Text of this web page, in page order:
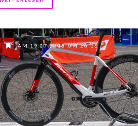
AM 19.07.2018 UM 20:38